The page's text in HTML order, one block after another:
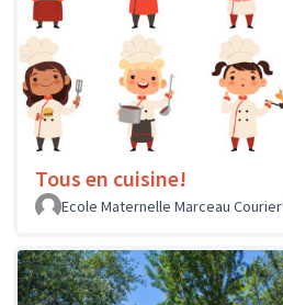
Tous en cuisine!
Ecole Maternelle Marceau Courier